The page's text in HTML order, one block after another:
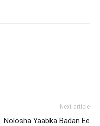
Next article
Nolosha Yaabka Badan Ee